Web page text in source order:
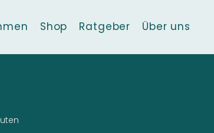
Shop Ratgeber Über uns